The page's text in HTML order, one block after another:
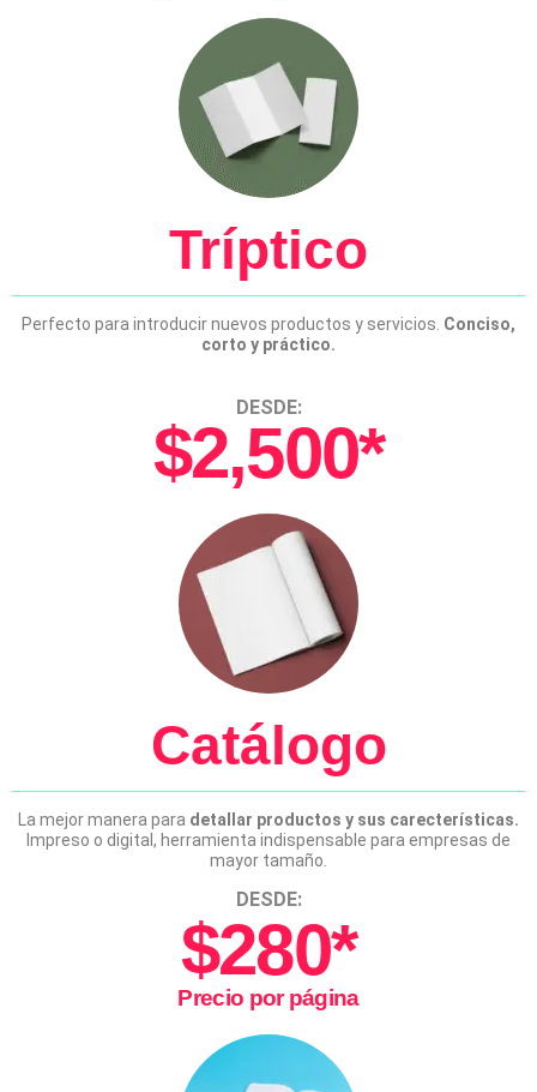
Tríptico
Perfecto para introducir nuevos productos y servicios. Conciso,
corto y práctico.
DESDE:
$2,500*
Catálogo
La mejor manera para detallar productos y sus carecterísticas.
Impreso o digital, herramienta indispensable para empresas de
mayor tamaño.
DESDE:
$280*
Precio por página